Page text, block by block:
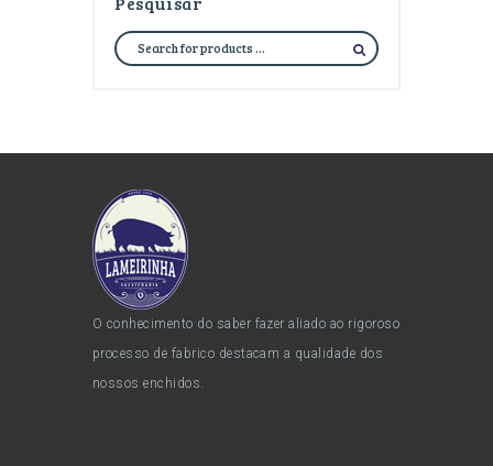
O conhecimento do saber fazer aliado ao rigoroso
processo de fabrico destacam a qualidade dos
nossos enchidos.